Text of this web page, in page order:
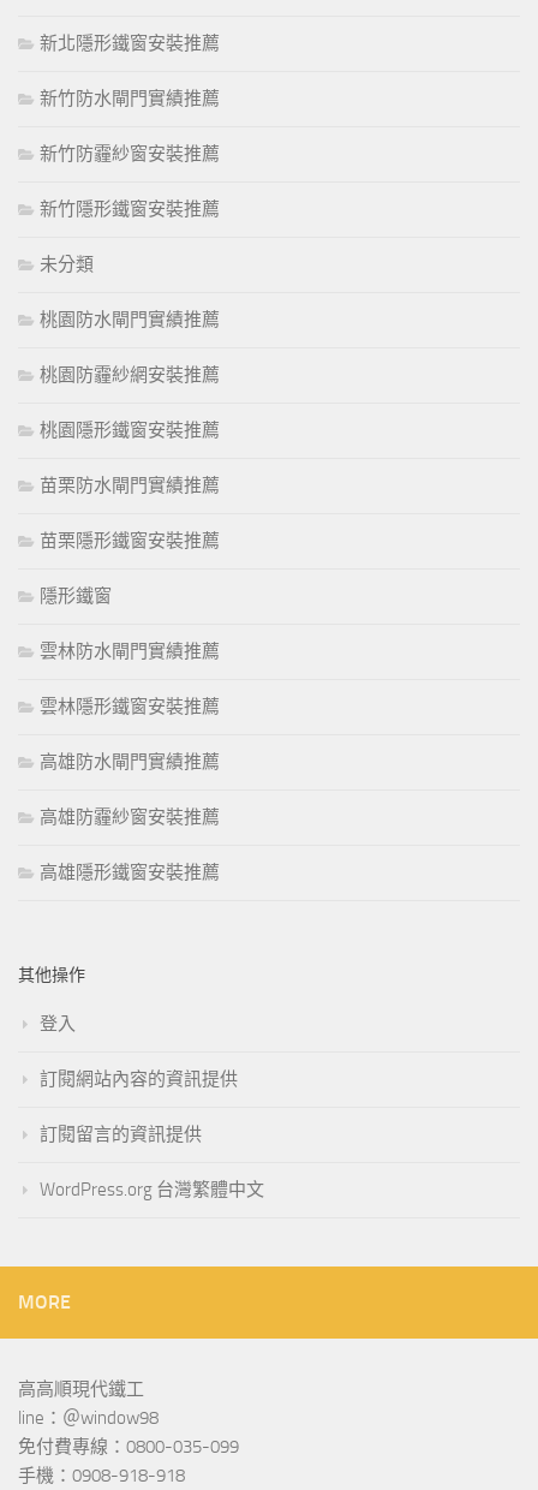
新北隱形鐵窗安裝推薦
新竹防水閘門實績推薦
新竹防霾紗窗安裝推薦
新竹隱形鐵窗安裝推薦
未分類
桃園防水閘門實績推薦
桃園防霾紗網安裝推薦
桃園隱形鐵窗安裝推薦
苗栗防水閘門實績推薦
苗栗隱形鐵窗安裝推薦
隱形鐵窗
雲林防水閘門實績推薦
雲林隱形鐵窗安裝推薦
高雄防水閘門實績推薦
高雄防霾紗窗安裝推薦
高雄隱形鐵窗安裝推薦
其他操作
登入
訂閱網站內容的資訊提供
訂閱留言的資訊提供
WordPress.org 台灣繁體中文
MORE
高高順現代鐵工
line：＠window98
免付費專線：0800-035-099
手機：0908-918-918